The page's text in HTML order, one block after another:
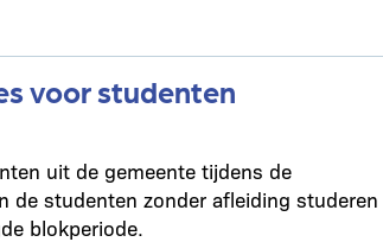
voor studenten
uit de gemeente tijdens de
de studenten zonder afleiding studeren
blokperiode.